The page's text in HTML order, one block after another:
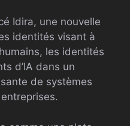
Idira, une nouvelle
identités visant à
les identités
d’IA dans un
de systèmes